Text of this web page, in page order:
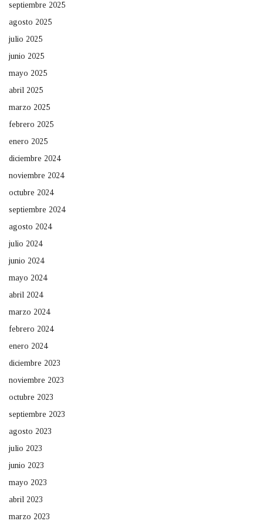
septiembre 2025
agosto 2025
julio 2025
junio 2025
mayo 2025
abril 2025
marzo 2025
febrero 2025
enero 2025
diciembre 2024
noviembre 2024
octubre 2024
septiembre 2024
agosto 2024
julio 2024
junio 2024
mayo 2024
abril 2024
marzo 2024
febrero 2024
enero 2024
diciembre 2023
noviembre 2023
octubre 2023
septiembre 2023
agosto 2023
julio 2023
junio 2023
mayo 2023
abril 2023
marzo 2023